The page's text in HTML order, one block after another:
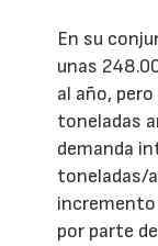
En su
unas
al año,
toneladas
demanda
toneladas/
incremento
por parte